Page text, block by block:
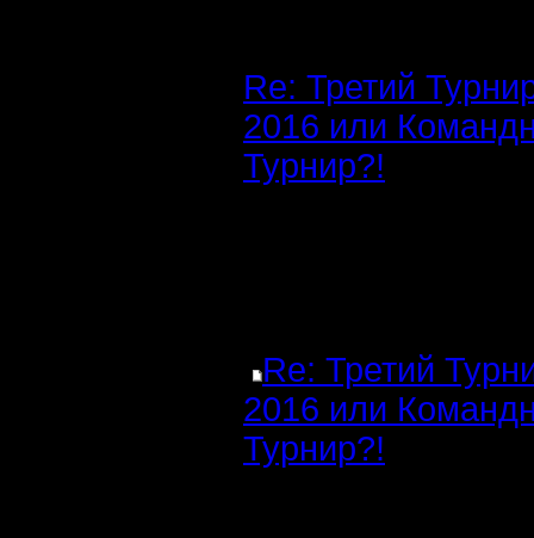
Re: Третий
2016 или
Турнир?!
Re: Третий
2016 или
Турнир?!